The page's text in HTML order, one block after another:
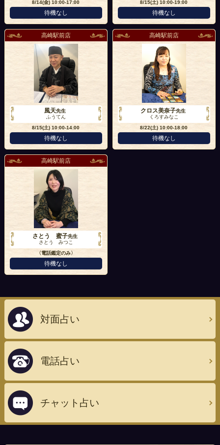
8/14(金)10:00-17:00
待機なし
8/15(土)10:00-19:00
待機なし
高崎駅前店
風天先生
ふうてん
8/15(土)10:00-14:00
待機なし
高崎駅前店
クロス美奈子先生
くろすみなこ
8/22(土)10:00-18:00
待機なし
高崎駅前店
さとう 蜜子先生
さとう みつこ
〈電話鑑定のみ〉
待機なし
対面占い
電話占い
チャット占い